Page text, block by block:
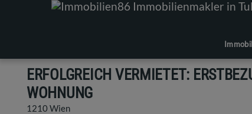
ERFOLGREICH VERMIETET:
WOHNUNG
1210 Wien